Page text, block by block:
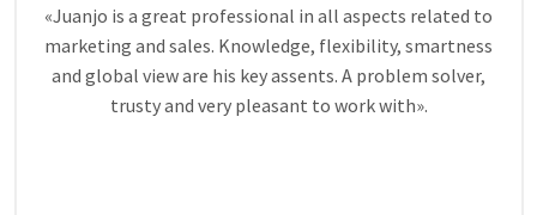
«Juanjo is a great professional in all aspects related to
marketing and sales. Knowledge, flexibility, smartness
and global view are his key assents. A problem solver,
trusty and very pleasant to work with».